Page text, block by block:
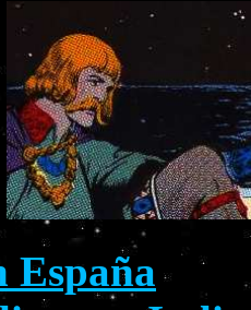
España